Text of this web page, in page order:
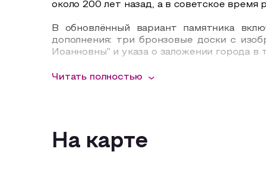
около 200 лет назад, а в советское
В обновлённый вариант памятника
дополнения: три бронзовые доски с
Иоанновны" и указа о заложении города в
Торжественное открытие стелы было
бульвар набережной реки Урал. В
Чкалову.
Читать полностью
На карте